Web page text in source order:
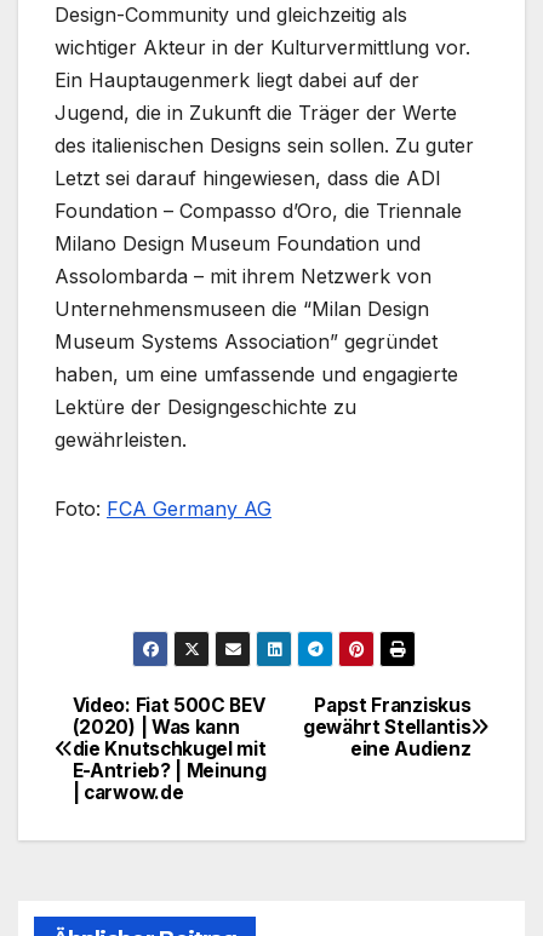
Design-Community und gleichzeitig als
wichtiger Akteur in der Kulturvermittlung vor.
Ein Hauptaugenmerk liegt dabei auf der
Jugend, die in Zukunft die Träger der Werte
des italienischen Designs sein sollen. Zu guter
Letzt sei darauf hingewiesen, dass die ADI
Foundation – Compasso d’Oro, die Triennale
Milano Design Museum Foundation und
Assolombarda – mit ihrem Netzwerk von
Unternehmensmuseen die “Milan Design
Museum Systems Association” gegründet
haben, um eine umfassende und engagierte
Lektüre der Designgeschichte zu
gewährleisten.
Foto: FCA Germany AG
Beitragsnavigation
Papst Franziskus
gewährt Stellantis
eine Audienz
Video: Fiat 500C BEV
(2020) | Was kann
die Knutschkugel mit
E-Antrieb? | Meinung
| carwow.de